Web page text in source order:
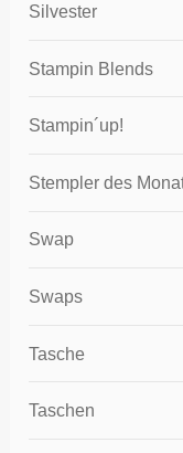
Silvester
Stampin Blends
Stampin´up!
Stempler des
Swap
Swaps
Tasche
Taschen